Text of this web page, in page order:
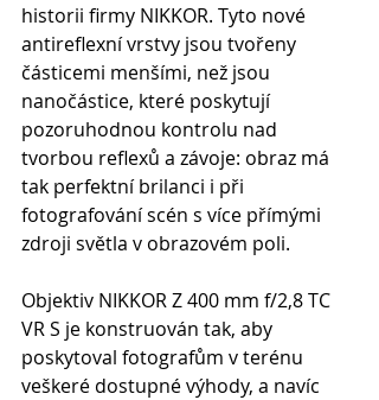
historii firmy NIKKOR. Tyto nové
antireflexní vrstvy jsou tvořeny
částicemi menšími, než jsou
nanočástice, které poskytují
pozoruhodnou kontrolu nad
tvorbou reflexů a závoje: obraz má
tak perfektní brilanci i při
fotografování scén s více přímými
zdroji světla v obrazovém poli.
Objektiv NIKKOR Z 400 mm f/2,8 TC
VR S je konstruován tak, aby
poskytoval fotografům v terénu
veškeré dostupné výhody, a navíc